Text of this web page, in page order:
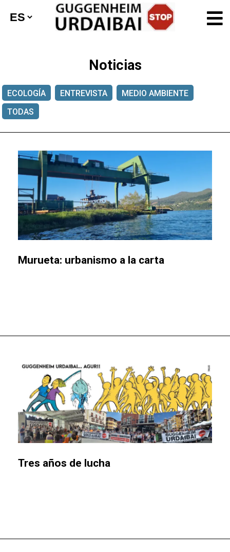
Noticias
ECOLOGÍA ENTREVISTA
MEDIO AMBIENTE
TODAS
​Murueta: urbanismo a la carta​
Tres años de lucha